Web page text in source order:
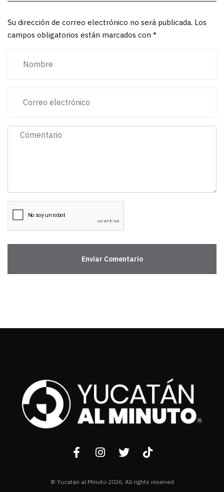
Su dirección de correo electrónico no será publicada. Los
campos obligatorios están marcados con *
Enviar Comentario
© Yucatán al Minuto 2026. All rights reserved